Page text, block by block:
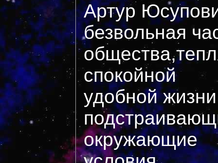
Артур
безвольная
спокойной
удобной
окружающие